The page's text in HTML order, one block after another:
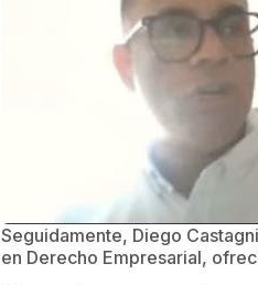
Seguidamente, Diego
en Derecho Empresarial,